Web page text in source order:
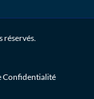
réservés.
Confidentialité